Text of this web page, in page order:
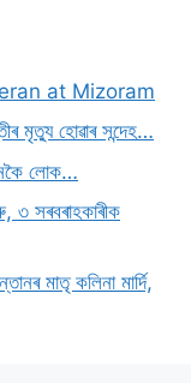
at Mizoram
মৃত্যু হোৱাৰ সন্দেহ…
লোক…
৩ সৰবৰাহকাৰীক
মাতৃ কলিনা মাৰ্দি,